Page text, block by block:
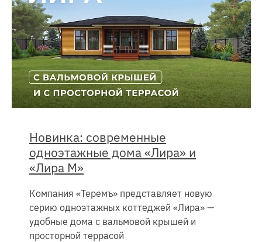
Новинка: современные
одноэтажные дома «Лира» и
«Лира М»
Компания «Теремъ» представляет новую
серию одноэтажных коттеджей «Лира» —
удобные дома с вальмовой крышей и
просторной террасой